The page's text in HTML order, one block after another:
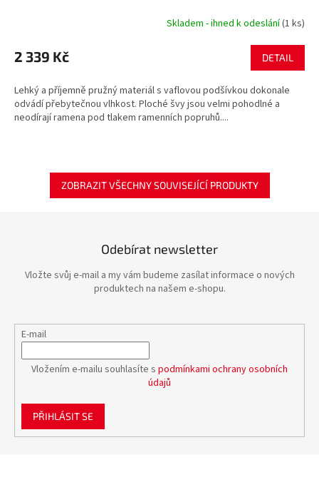
Skladem - ihned k odeslání(1 ks)
2 339 Kč DETAIL
Lehký a příjemně pružný materiál s vaflovou podšívkou dokonale
odvádí přebytečnou vlhkost. Ploché švy jsou velmi pohodlné a
neodírají ramena pod tlakem ramenních popruhů....
ZOBRAZIT VŠECHNY SOUVISEJÍCÍ PRODUKTY
Odebírat newsletter
Vložte svůj e-mail a my vám budeme zasílat informace o nových
produktech na našem e-shopu.
E-mail
Vložením e-mailu souhlasíte s podmínkami ochrany osobních
údajů
PŘIHLÁSIT SE